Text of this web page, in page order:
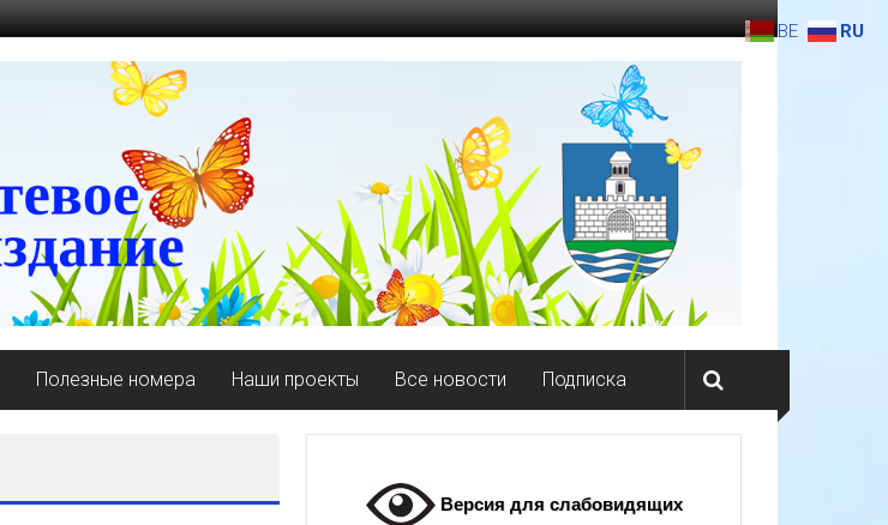
Полезные номера Наши проекты Все новости Подписка
Версия для слабовидящих
BE RU